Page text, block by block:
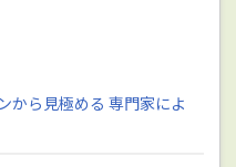
から見極める 専門家によ